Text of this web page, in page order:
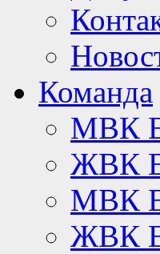
Команда
МВК
ЖВК
МВК
ЖВК